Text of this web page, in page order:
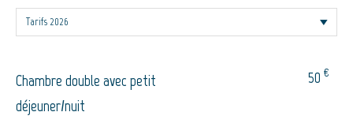
Chambre double avec petit
déjeuner/nuit
50 €